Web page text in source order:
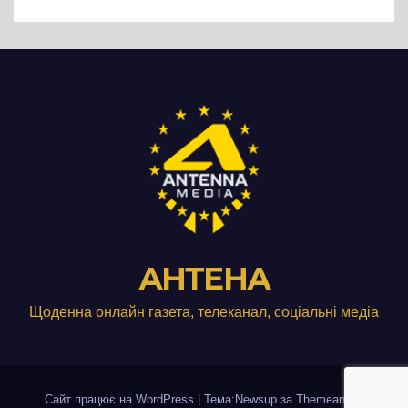
АНТЕНА
Щоденна онлайн газета, телеканал, соціальні медіа
Сайт працює на WordPress Тема:Newsup за Themeansar